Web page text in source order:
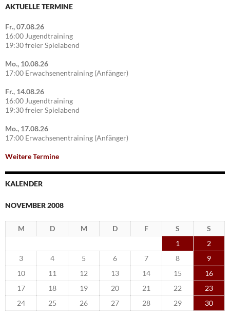
AKTUELLE TERMINE
Fr., 07.08.26
16:00 Jugendtraining
19:30 freier Spielabend
Mo., 10.08.26
17:00 Erwachsenentraining (Anfänger)
Fr., 14.08.26
16:00 Jugendtraining
19:30 freier Spielabend
Mo., 17.08.26
17:00 Erwachsenentraining (Anfänger)
Weitere Termine
KALENDER
NOVEMBER 2008
M D M D F S
S
1
2
3
4 5 6 7 8
9
10
11 12 13 14 15
16
17
18 19 20 21 22
23
24
25 26 27 28 29
30